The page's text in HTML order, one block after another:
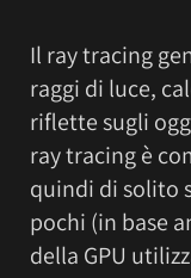
Il ray tracing
raggi di luce,
riflette sugli
ray tracing è
quindi di solito
pochi (in base
della GPU